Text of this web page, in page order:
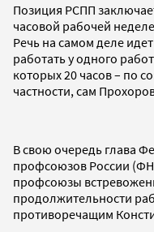
Позиция РСПП
часовой рабочей
Речь на самом деле
работать у одного
которых 20 часов – по
частности, сам
В свою очередь глава
профсоюзов России
профсоюзы
продолжительности
противоречащим